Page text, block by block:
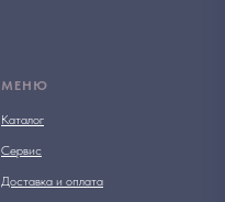
МЕНЮ
Каталог
Сервис
Доставка и оплата